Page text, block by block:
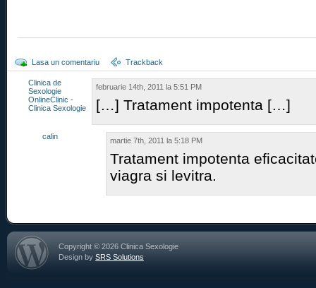
Lasa un comentariu Trackback
Clinica de
Sexologie
OnlineClinic -
Clinica Sexologie
februarie 14th, 2011 la 5:51 PM
[…] Tratament impotenta […]
calin martie 7th, 2011 la 5:18 PM
Tratament impotenta
viagra si levitra.
Copyright © 2026 Clinica Sexologie
Design by SRS Solutions